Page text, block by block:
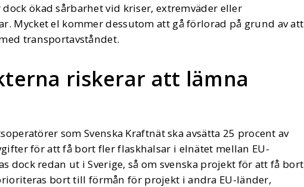
ökad sårbarhet vid kriser, extremväder eller
Mycket el kommer dessutom att gå förlorad på grund av att
transportavståndet.
riskerar att lämna
som Svenska Kraftnät ska avsätta 25 procent av
för att få bort fler flaskhalsar i elnätet mellan EU-
dock redan ut i Sverige, så om svenska projekt för att få bort
bort till förmån för projekt i andra EU-länder,